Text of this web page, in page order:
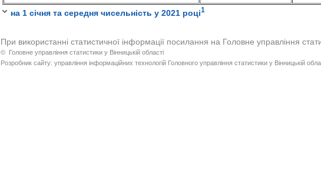
на 1 січня та середня чисельність у 2021 році1
1 Дані попередні.
При використанні статистичної інформації посилання на Головне управління
© Головне управління статистики у Вінницькій області
Розробник сайту: управління інформаційних технологій Головного управління статистики у Вінницькій